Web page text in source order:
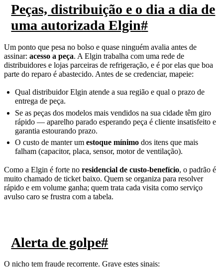
Peças, distribuição e o dia a dia de
uma autorizada Elgin#
Um ponto que pesa no bolso e quase ninguém avalia antes de
assinar: acesso a peça. A Elgin trabalha com uma rede de
distribuidores e lojas parceiras de refrigeração, e é por elas que boa
parte do reparo é abastecido. Antes de se credenciar, mapeie:
Qual distribuidor Elgin atende a sua região e qual o prazo de
entrega de peça.
Se as peças dos modelos mais vendidos na sua cidade têm giro
rápido — aparelho parado esperando peça é cliente insatisfeito e
garantia estourando prazo.
O custo de manter umestoque mínimo dos itens que mais
falham (capacitor, placa, sensor, motor de ventilação).
Como a Elgin é forte no residencial de custo-benefício, o padrão é
muito chamado de ticket baixo. Quem se organiza para resolver
rápido e em volume ganha; quem trata cada visita como serviço
avulso caro se frustra com a tabela.
Alerta de golpe#
O nicho tem fraude recorrente. Grave estes sinais: